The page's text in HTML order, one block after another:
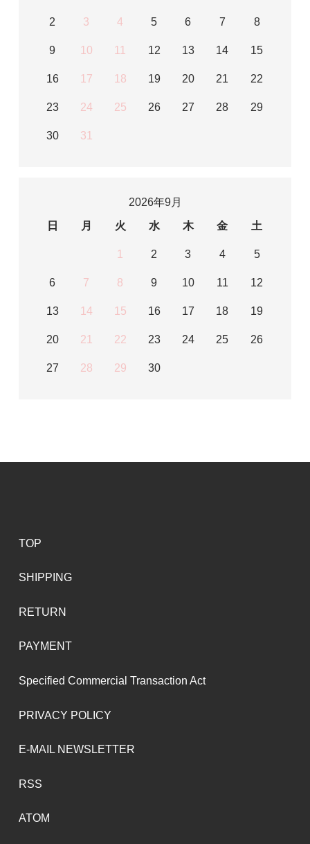
2 3 4 5 6 7 8
9 10 11 12 13 14 15
16 17 18 19 20 21 22
23 24 25 26 27 28 29
30 31
2026年9月
日
月 火 水 木 金 土
1 2 3 4 5
6 7 8 9 10 11 12
13 14 15 16 17 18 19
20 21 22 23 24 25 26
27 28 29 30
TOP
SHIPPING
RETURN
PAYMENT
Specified Commercial Transaction Act
PRIVACY POLICY
E-MAIL NEWSLETTER
RSS
ATOM